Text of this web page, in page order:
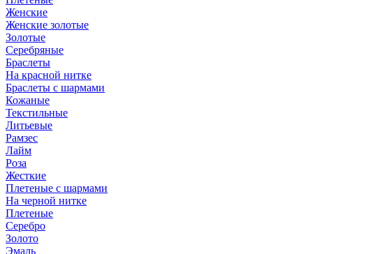
Женские
Женские золотые
Золотые
Серебряные
Браслеты
На красной нитке
Браслеты с шармами
Кожаные
Текстильные
Литьевые
Рамзес
Лайм
Роза
Жесткие
Плетеные с шармами
На черной нитке
Плетеные
Серебро
Золото
Эмаль